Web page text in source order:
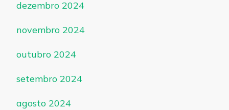
dezembro 2024
novembro 2024
outubro 2024
setembro 2024
agosto 2024